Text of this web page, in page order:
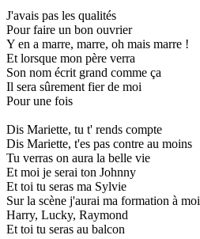
J'avais pas les qualités
Pour faire un bon ouvrier
Y en a marre, marre, oh mais marre !
Et lorsque mon père verra
Son nom écrit grand comme ça
Il sera sûrement fier de moi
Pour une fois
Dis Mariette, tu t' rends compte
Dis Mariette, t'es pas contre au moins
Tu verras on aura la belle vie
Et moi je serai ton Johnny
Et toi tu seras ma Sylvie
Sur la scène j'aurai ma formation à moi
Harry, Lucky, Raymond
Et toi tu seras au balcon